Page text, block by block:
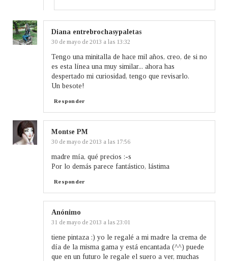
Diana entrebrochasypaletas
30 de mayo de 2013 a las 13:32
Tengo una minitalla de hace mil años, creo, de si no
es esta línea una muy similar... ahora has
despertado mi curiosidad, tengo que revisarlo.
Un besote!
Responder
Montse PM
30 de mayo de 2013 a las 17:56
madre mía, qué precios :-s
Por lo demás parece fantástico, lástima
Responder
Anónimo
31 de mayo de 2013 a las 23:01
tiene pintaza :) yo le regalé a mi madre la crema de
día de la misma gama y está encantada (^^) puede
que en un futuro le regale el suero a ver, muchas